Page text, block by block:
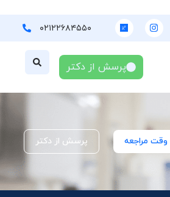
۰۲۱۲۲۶۸۴۵۵۰
پرسش از دکتر
وقت مراجعه پرسش از دکتر